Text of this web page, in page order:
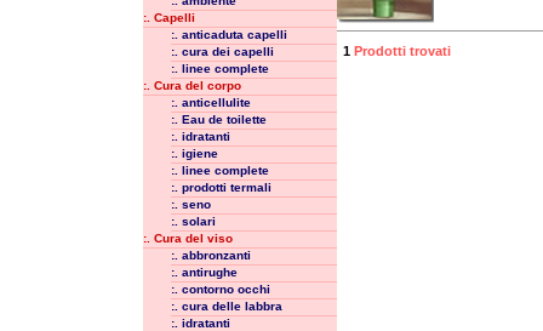
:. Capelli
:. anticaduta capelli
:. cura dei capelli
:. linee complete
:. Cura del corpo
:. anticellulite
:. Eau de toilette
:. idratanti
:. igiene
:. linee complete
:. prodotti termali
:. seno
:. solari
:. Cura del viso
:. abbronzanti
:. antirughe
:. contorno occhi
:. cura delle labbra
:. idratanti
1 Prodotti trovati